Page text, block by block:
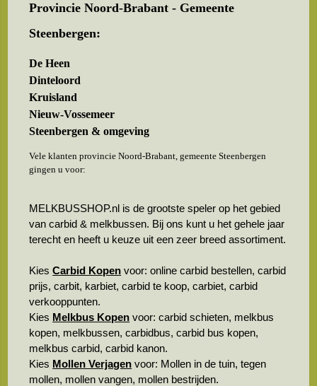
Provincie Noord-Brabant - Gemeente
Steenbergen:
De Heen
Dinteloord
Kruisland
Nieuw-Vossemeer
Steenbergen & omgeving
Vele klanten provincie Noord-Brabant, gemeente Steenbergen
gingen u voor:
MELKBUSSHOP.nl is de grootste speler op het gebied
van carbid & melkbussen. Bij ons kunt u het gehele jaar
terecht en heeft u keuze uit een zeer breed assortiment.
KiesCarbid Kopen voor: online carbid bestellen, carbid
prijs, carbit, karbiet, carbid te koop, carbiet, carbid
verkooppunten.
Kies Melkbus Kopen voor: carbid schieten, melkbus
kopen, melkbussen, carbidbus, carbid bus kopen,
melkbus carbid, carbid kanon.
Kies Mollen Verjagen voor: Mollen in de tuin, tegen
mollen, mollen vangen, mollen bestrijden.